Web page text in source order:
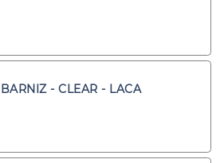
BARNIZ - CLEAR - LACA